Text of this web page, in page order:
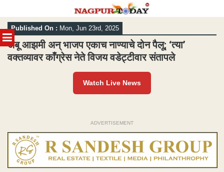
MENU
Skip
to
content
Published On : Mon, Jun 23rd, 2025
अबू आझमी अन् भाजप एकाच नाण्याचे दोन पैलू; ‘त्या’
वक्तव्यावर काँग्रेस नेते विजय वडेट्टीवार संतापले
Watch Live News
ADVERTISEMENT